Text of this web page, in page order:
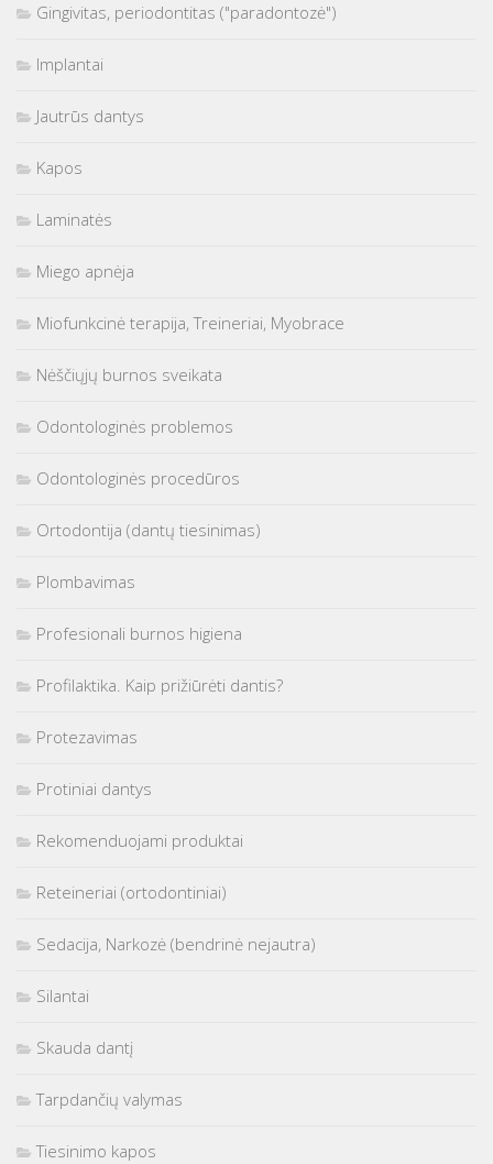
Gingivitas, periodontitas ("paradontozė")
Implantai
Jautrūs dantys
Kapos
Laminatės
Miego apnėja
Miofunkcinė terapija, Treineriai, Myobrace
Nėščiųjų burnos sveikata
Odontologinės problemos
Odontologinės procedūros
Ortodontija (dantų tiesinimas)
Plombavimas
Profesionali burnos higiena
Profilaktika. Kaip prižiūrėti dantis?
Protezavimas
Protiniai dantys
Rekomenduojami produktai
Reteineriai (ortodontiniai)
Sedacija, Narkozė (bendrinė nejautra)
Silantai
Skauda dantį
Tarpdančių valymas
Tiesinimo kapos